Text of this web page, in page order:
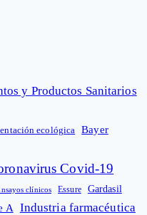
y Productos Sanitarios
ecológica Bayer
Covid-19
clínicos Essure Gardasil
A Industria farmacéutica